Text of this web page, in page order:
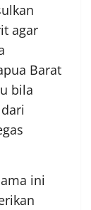
agar
Barat
bila
ini